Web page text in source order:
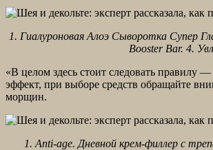
1. Гиалуроновая Алоэ Сыворотка Супер
Booster Bar. 4.
«В целом здесь стоит следовать правилу
эффект, при выборе средств обращайте
морщин.
1. Anti-age. Дневной крем-филлер с